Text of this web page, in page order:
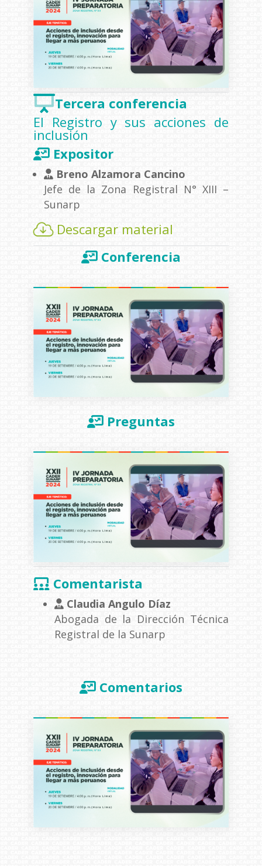
Tercera conferencia
El Registro y sus acciones de
inclusión
Expositor
Breno Alzamora Cancino
Jefe de la Zona Registral N° XIII –
Sunarp
Descargar material
Conferencia
Preguntas
Comentarista
Claudia Angulo Díaz
Abogada de la Dirección Técnica
Registral de la Sunarp
Comentarios